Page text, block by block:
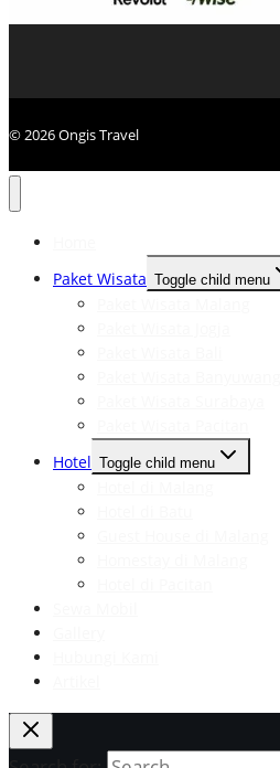
© 2026 Ongis Travel
Paket Wisata Toggle child menu
Hotel Toggle child menu